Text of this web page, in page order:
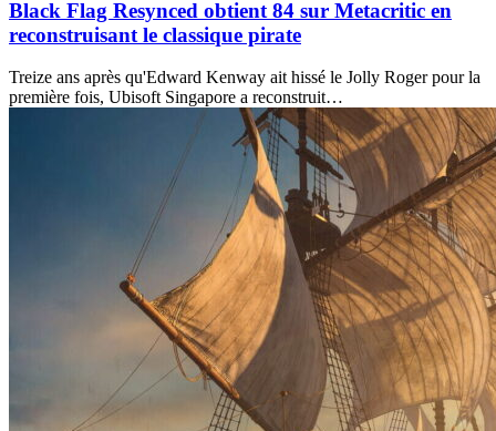
Black Flag Resynced obtient 84 sur Metacritic en
reconstruisant le classique pirate
Treize ans après qu'Edward Kenway ait hissé le Jolly Roger pour la
première fois, Ubisoft Singapore a reconstruit…